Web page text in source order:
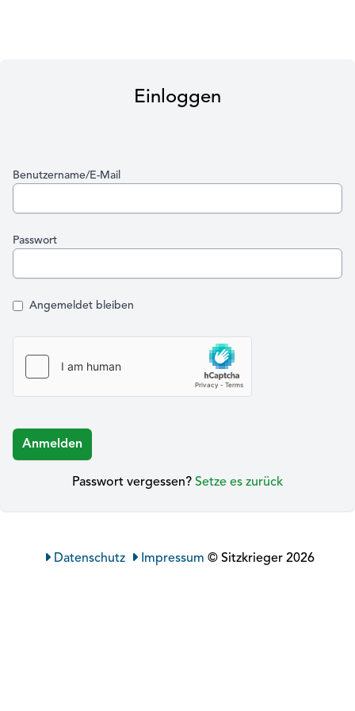
Einloggen
Benutzername/E-Mail
Passwort
Angemeldet bleiben
Anmelden
Passwort vergessen? Setze es zurück
Datenschutz Impressum © Sitzkrieger 2026